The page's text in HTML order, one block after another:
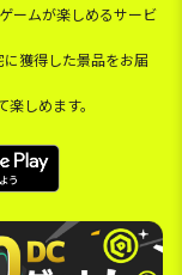
ームが楽しめるサービ
獲得した景品をお届
しめます。